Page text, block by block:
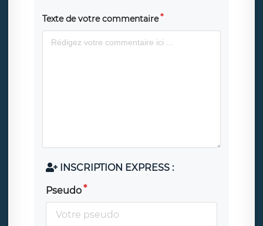
Texte de votre commentaire
INSCRIPTION EXPRESS :
Pseudo